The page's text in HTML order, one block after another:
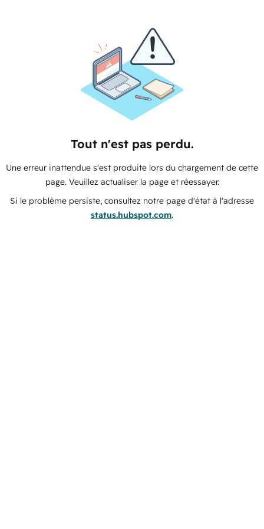
Tout n'est pas perdu.
Une erreur inattendue s'est produite lors du chargement de cette
page. Veuillez actualiser la page et réessayer.
Si le problème persiste, consultez notre page d'état à l'adresse
status.hubspot.com.